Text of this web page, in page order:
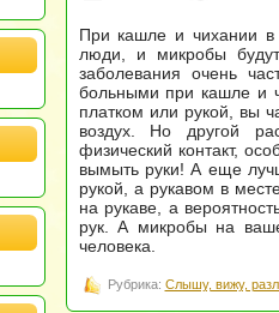
При кашле и чихании в
люди, и микробы
заболевания очень
больными при кашле и
платком или рукой, вы
воздух. Но другой
физический контакт,
вымыть руки! А еще
рукой, а рукавом в
на рукаве, а
рук. А микробы на
человека.
Рубрика: Слышу, вижу,